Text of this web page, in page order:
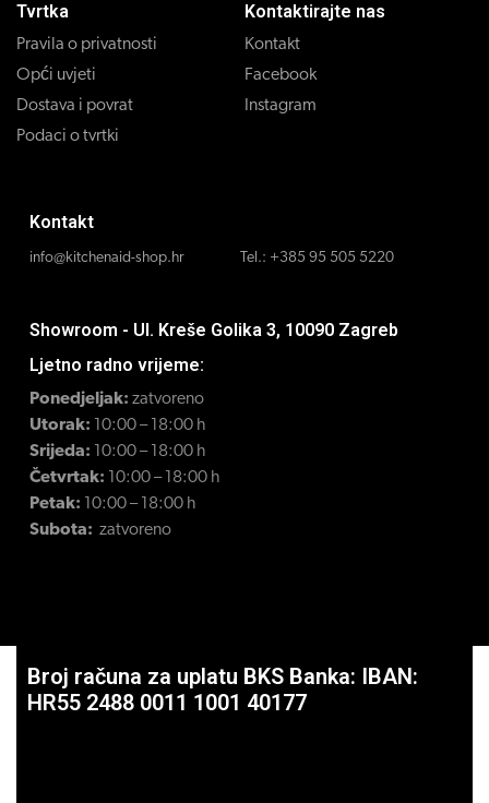
Tvrtka
Pravila o privatnosti
Opći uvjeti
Dostava i povrat
Podaci o tvrtki
Kontaktirajte nas
Kontakt
Facebook
Instagram
Kontakt
info@kitchenaid-shop.hr Tel.: +385 95 505 5220
Showroom - Ul. Kreše Golika 3, 10090 Zagreb
Ljetno radno vrijeme:
Ponedjeljak: zatvoreno
Utorak: 10:00 – 18:00 h
Srijeda: 10:00 – 18:00 h
Četvrtak: 10:00 – 18:00 h
Petak: 10:00 – 18:00 h
Subota: zatvoreno
Broj računa za uplatu BKS Banka: IBAN:
HR55 2488 0011 1001 40177